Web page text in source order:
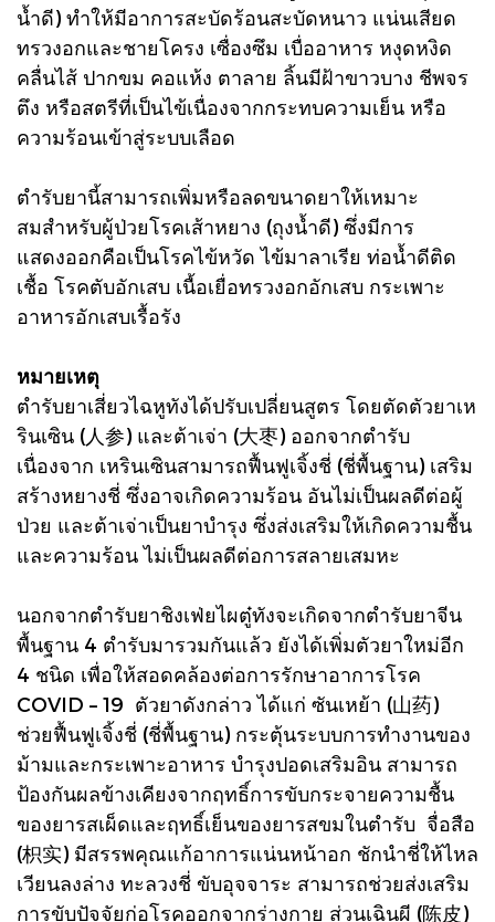
น้ำดี) ทําให้มีอาการสะบัดร้อนสะบัดหนาว แน่นเสียด
ทรวงอกและชายโครง เซื่องซึม เบื่ออาหาร หงุดหงิด
คลื่นไส้ ปากขม คอแห้ง ตาลาย ลิ้นมีฝ้าขาวบาง ชีพจร
ตึง หรือสตรีที่เป็นไข้เนื่องจากกระทบความเย็น หรือ
ความร้อนเข้าสู่ระบบเลือด
ตํารับยานี้สามารถเพิ่มหรือลดขนาดยาให้เหมาะ
สมสําหรับผู้ป่วยโรคเส้าหยาง (ถุงน้ำดี) ซึ่งมีการ
แสดงออกคือเป็นโรคไข้หวัด ไข้มาลาเรีย ท่อน้ำดีติด
เชื้อ โรคตับอักเสบ เนื้อเยื่อทรวงอกอักเสบ กระเพาะ
อาหารอักเสบเรื้อรัง
หมายเหตุ
ตำรับยาเสี่ยวไฉหูทังได้ปรับเปลี่ยนสูตร โดยตัดตัวยาเห
รินเซิน (人参) และต้าเจ่า (大枣) ออกจากตำรับ
เนื่องจาก เหรินเซินสามารถฟื้นฟูเจิ้งชี่ (ชี่พื้นฐาน) เสริม
สร้างหยางชี่ ซึ่งอาจเกิดความร้อน อันไม่เป็นผลดีต่อผู้
ป่วย และต้าเจ่าเป็นยาบำรุง ซึ่งส่งเสริมให้เกิดความชื้น
และความร้อน ไม่เป็นผลดีต่อการสลายเสมหะ
นอกจากตำรับยาชิงเฟ่ยไผตู๋ทังจะเกิดจากตำรับยาจีน
พื้นฐาน 4 ตำรับมารวมกันแล้ว ยังได้เพิ่มตัวยาใหม่อีก
4 ชนิด เพื่อให้สอดคล้องต่อการรักษาอาการโรค
COVID – 19 ตัวยาดังกล่าว ได้แก่ ซันเหย้า (山药)
ช่วยฟื้นฟูเจิ้งชี่ (ชี่พื้นฐาน) กระตุ้นระบบการทำงานของ
ม้ามและกระเพาะอาหาร บำรุงปอดเสริมอิน สามารถ
ป้องกันผลข้างเคียงจากฤทธิ์การขับกระจายความชื้น
ของยารสเผ็ดและฤทธิ์เย็นของยารสขมในตำรับ จื่อสือ
(枳实) มีสรรพคุณแก้อาการแน่นหน้าอก ชักนำชี่ให้ไหล
เวียนลงล่าง ทะลวงชี่ ขับอุจจาระ สามารถช่วยส่งเสริม
การขับปัจจัยก่อโรคออกจากร่างกาย ส่วนเฉินผี (陈皮)